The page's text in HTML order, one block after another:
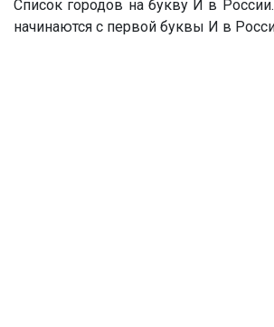
Список городов на букву И в
начинаются с первой буквы И в